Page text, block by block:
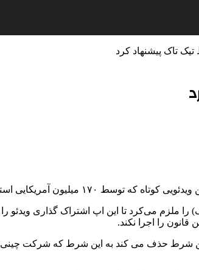
تاک پیشنهاد کرد
می‌شود، همچنان نامشخص است.
را اجرا نکند.
شرط حذف می کند به این شرط که شرکت چینی